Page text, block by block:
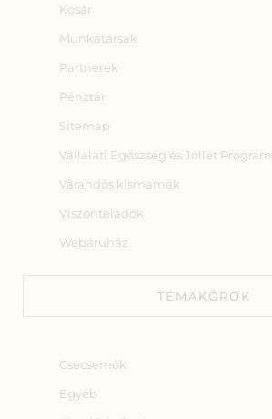
Kosár
Munkatársak
Partnerek
Pénztár
Sitemap
Vállalati Egészség és Jóllét Program
Várandós kismamák
Viszonteladók
Webáruház
TÉMAKÖRÖK
Csecsemők
Egyéb